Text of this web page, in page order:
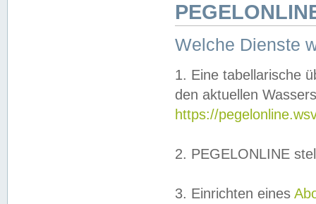
Welche Dienste
1. Eine tabellarische
den aktuellen
https://
2. PEGELONLINE
3. Einrichten eines